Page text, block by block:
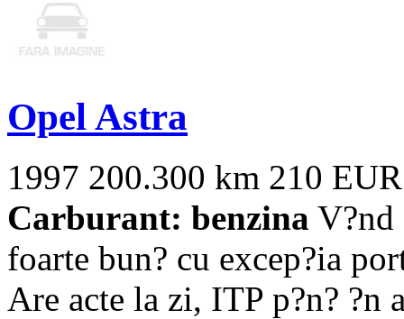
Opel Astra
1997 200.300 km 210 EUR
Carburant: benzina V?nd
foarte bun? cu excep?ia
Are acte la zi, ITP p?n? ?n